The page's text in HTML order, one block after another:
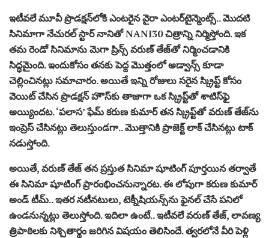
ఇటీవలే మూవీ ప్రొడక్షన్‌లోకి ఎంటరైన వైరా ఎంటర్‌టైన్మెంట్స్.. మొదటి
సినిమాగా నేచురల్ స్టార్ నానితో NANI30 చిత్రాన్ని నిర్మిస్తోంది. ఇక
తమ రెండో సినిమాను మెగా ప్రిన్స్ వరుణ్ తేజ్‌తో నిర్మించడానికి
సిద్ధమైంది. ఇందుకోసం తనకు పెద్ద మొత్తంలో అడ్వాన్స్ కూడా
చెల్లించినట్లు సమాచారం. అయితే ఇన్ని రోజులు సరైన స్క్రిప్ట్ కోసం
వెయిట్ చేసిన ప్రొడక్షన్ హౌస్‌కు తాజాగా ఒక స్క్రిప్ట్‌తో శాటిస్‌ఫై
అయ్యిందట. ‘పలాస’ ఫేమ్ కరుణ కుమార్ తన స్క్రిప్ట్‌తో వరుణ్ తేజ్‌ను
ఇంప్రెస్ చేసినట్లు తెలుస్తుండగా.. మొత్తానికి ప్రాజెక్ట్ లాక్ చేసినట్లు టాక్
నడుస్తోంది.
అయితే, వరుణ్ తేజ్ తన ప్రస్తుత సినిమా షూటింగ్‌ పూర్తయిన తర్వాతే
ఈ సినిమా షూటింగ్ ప్రారంభించనున్నారట. ఈ లోపుగా కరుణ కుమార్
అండ్ టీమ్.. ఇతర నటీనటులు, టెక్నీషియన్స్‌ను ఫైనల్ చేసే పనిలో
ఉండనున్నట్లు తెలుస్తోంది. ఇదిలా ఉంటే.. ఇటీవలే వరుణ్ తేజ్, లావణ్య
త్రిపాఠిలకు నిశ్చితార్థం జరిగిన విషయం తెలిసిందే. త్వరలోనే వీరి పెళ్లి